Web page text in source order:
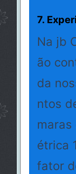
7.
Na jb
ão
da
ntos
étrica
fator